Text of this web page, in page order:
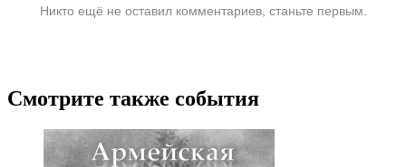
Никто ещё не оставил комментариев, станьте первым.
Смотрите также события